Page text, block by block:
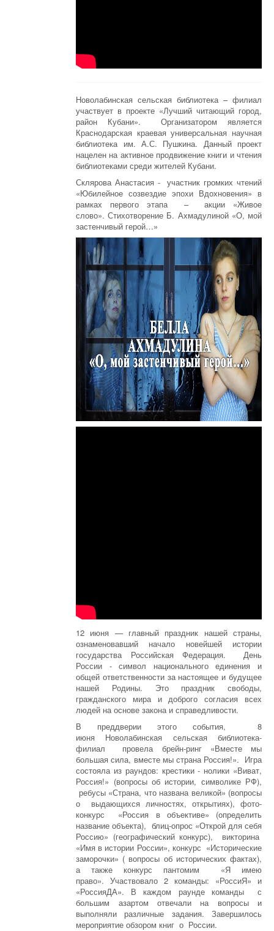
Новолабинская сельская библиотека – филиал
участвует в проекте «Лучший читающий город,
район Кубани». Организатором является
Краснодарская краевая универсальная научная
библиотека им. А.С. Пушкина. Данный проект
нацелен на активное продвижение книги и чтения
библиотеками среди жителей Кубани.
Склярова Анастасия - участник громких чтений
«Юбилейное созвездие эпохи Вдохновения» в
рамках первого этапа – акции «Живое
слово». Стихотворение Б. Ахмадулиной «О, мой
застенчивый герой…»
12 июня — главный праздник нашей страны,
ознаменовавший начало новейшей истории
государства Российская Федерация. День
России - символ национального единения и
общей ответственности за настоящее и будущее
нашей Родины. Это праздник свободы,
гражданского мира и доброго согласия всех
людей на основе закона и справедливости.
В преддверии этого события, 8
июня Новолабинская сельская библиотека-
филиал провела брейн-ринг «Вместе мы
большая сила, вместе мы страна Россия!». Игра
состояла из раундов: крестики - нолики «Виват,
Россия!» (вопросы об истории, символике РФ),
ребусы «Страна, что названа великой» (вопросы
о выдающихся личностях, открытиях), фото-
конкурс «Россия в объективе» (определить
название объекта), блиц-опрос «Открой для себя
Россию» (географический конкурс), викторина
«Имя в истории России», конкурс «Исторические
заморочки» ( вопросы об исторических фактах),
а также конкурс пантомим «Я имею
право». Участвовало 2 команды: «РоссиЯ» и
«РоссияДА». В каждом раунде команды с
большим азартом отвечали на вопросы и
выполняли различные задания. Завершилось
мероприятие обзором книг о России.